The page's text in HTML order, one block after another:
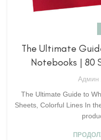
The Ultimate
Notebooks | 80
Админ
The Ultimate Guide to
Sheets, Colorful Lines In